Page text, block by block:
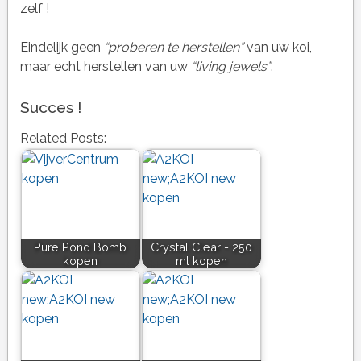
zelf !
Eindelijk geen “proberen te herstellen”van uw koi,
maar echt herstellen van uw “living jewels”.
Succes !
Related Posts:
Pure Pond Bomb
kopen
Crystal Clear - 250
ml kopen